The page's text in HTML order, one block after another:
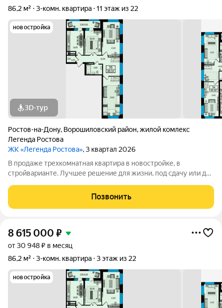
86,2 м²
3-комн. квартира 11 этаж из 22
новостройка
3D-тур
Ростов-на-Дону, Ворошиловский район,жилой комлекс
Легенда Ростова
ЖК «Легенда Ростова», 3 квартал 2026
В продаже трехкомнатная квартира в новостройке, в
стройварианте. Лучшее решение для жизни, под сдачу или для
метров, с раздельным санузлом, просторная прихожая, в
которой есть место и для
Позвонить
8 615 000 ₽
от 30 948 ₽ в месяц
86,2 м²
3-комн. квартира 3 этаж из 22
новостройка